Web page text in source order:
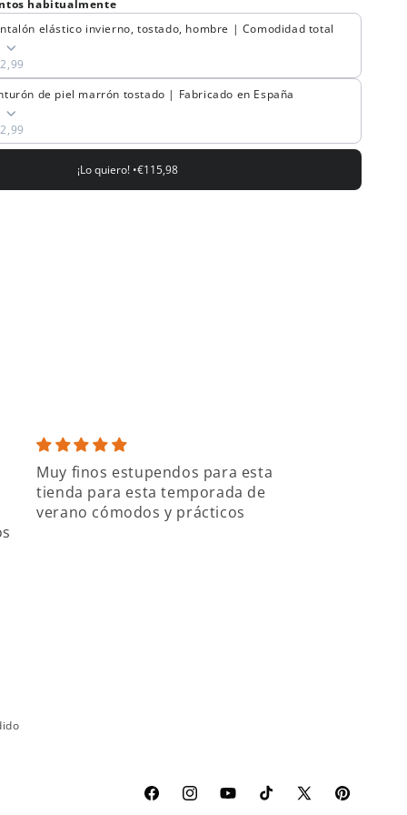
habitualmente
elástico invierno, tostado, hombre | Comodidad total
de piel marrón tostado | Fabricado en España
¡Lo quiero! •€115,98
Muy finos estupendos para esta
tienda para esta temporada de
verano cómodos y prácticos
FacebookInstagramYouTubeTikTok
X
Pinterest